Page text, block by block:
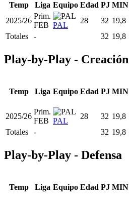
Temp
Liga Equipo Edad PJ MIN
2025/26
Prim.
FEB PAL
28 32 19,8
Totales
- 32 19,8
Play-by-Play - Creación
Temp Liga Equipo Edad PJ MIN
2025/26
Prim.
FEB PAL
28 32 19,8
Totales
- 32 19,8
Play-by-Play - Defensa
Temp Liga Equipo Edad PJ MIN